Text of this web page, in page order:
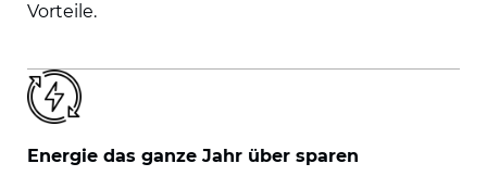
Vorteile.
Energie das ganze Jahr über sparen